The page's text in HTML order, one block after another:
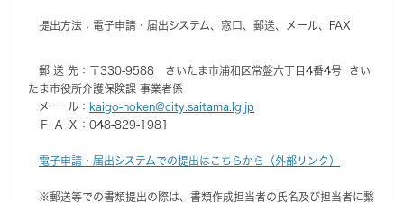
提出方法：電子申請・届出システム、窓口、郵送、メール、FAX
郵 送 先：〒330-9588 さいたま市浦和区常盤六丁目4番4号 さい
たま市役所介護保険課 事業者係
メ ー ル： kaigo-hoken@city.saitama.lg.jp
Ｆ Ａ Ｘ：048-829-1981
電子申請・届出システムでの提出はこちらから（外部リンク）
※郵送等での書類提出の際は、書類作成担当者の氏名及び担当者に繋